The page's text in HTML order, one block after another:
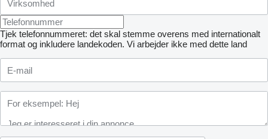
Tjek telefonnummeret: det skal stemme overens med internationalt
format og inkludere landekoden. Vi arbejder ikke med dette land